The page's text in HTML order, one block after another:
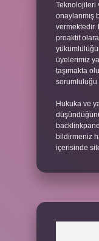
Teknolojileri
onaylanmış
vermektedir.
proaktif
üyelerimiz
taşımakta
sorumluluğu
Hukuka ve
bildirmeniz
içerisinde